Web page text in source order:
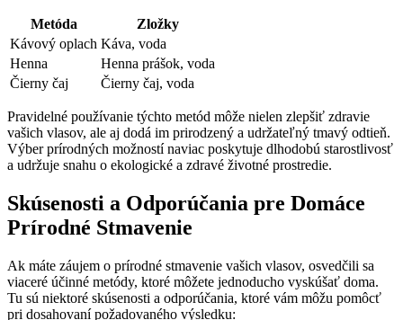
Metóda
Zložky
Kávový oplach Káva, voda
Henna
Henna prášok, voda
Čierny čaj
Čierny čaj, voda
Pravidelné používanie týchto metód môže‍ nielen zlepšiť zdravie
vašich vlasov, ale aj dodá​ im ⁣prirodzený a‌ udržateľný tmavý⁣ odtieň.⁤
Výber ‍prírodných možností naviac poskytuje dlhodobú starostlivosť
a udržuje​ snahu o ‍ekologické a ​zdravé životné ⁢prostredie.
Skúsenosti a Odporúčania pre Domáce
Prírodné Stmavenie
Ak máte záujem o prírodné ‍stmavenie​ vašich ‌vlasov, osvedčili sa
viaceré účinné metódy, ktoré⁤ môžete jednoducho vyskúšať⁢ doma.
Tu ‌sú niektoré skúsenosti a⁣ odporúčania,⁣ ktoré ‍vám môžu pomôcť
pri dosahovaní požadovaného⁤ výsledku: